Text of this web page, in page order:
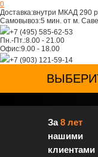
0
Доставка:внутри МКАД 290
Самовывоз:5 мин. от м.
+7 (495) 585-62-53
Пн.-Пт.:8.00 - 21.00
Офис:9.00 - 18.00
+7 (903) 121-59-14
За8 лет
нашими
клиентами